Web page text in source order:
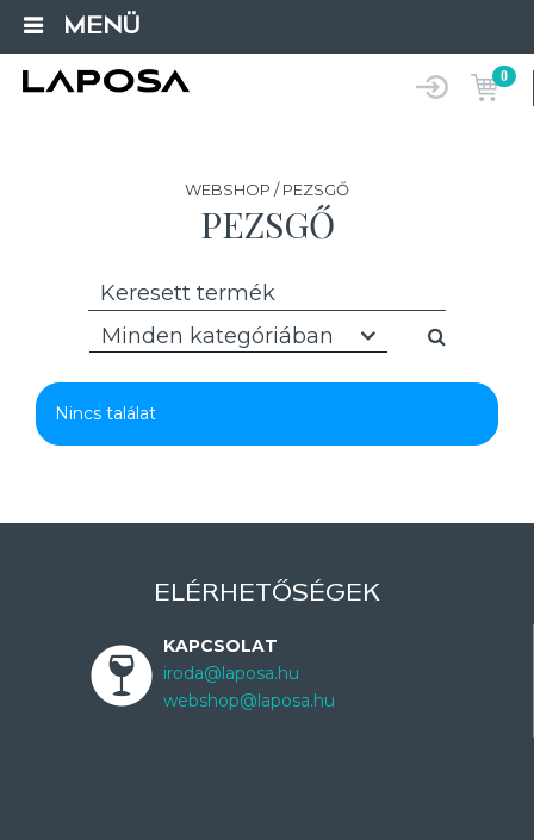
MENÜ
0
WEBSHOP / PEZSGŐ
PEZSGŐ
Minden kategóriában
Nincs találat
ELÉRHETŐSÉGEK
KAPCSOLAT
iroda@laposa.hu
webshop@laposa.hu